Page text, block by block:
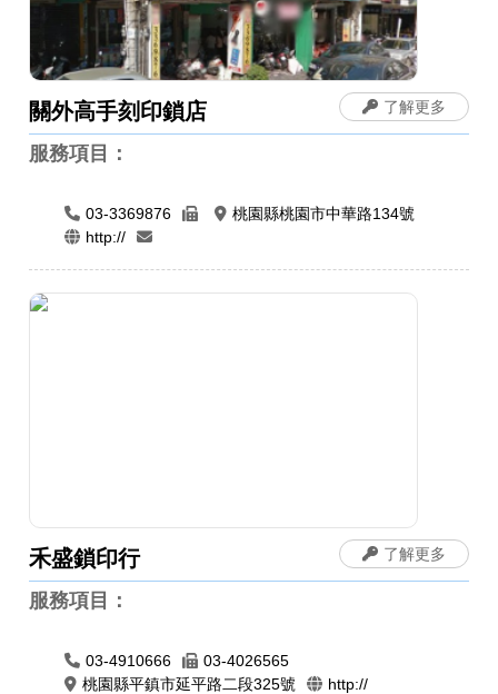
關外高手刻印鎖店
服務項目：
03-3369876
桃園縣桃園市中華路134號
http://
了解更多
禾盛鎖印行
服務項目：
03-4910666
03-4026565
桃園縣平鎮市延平路二段325號
http://
了解更多